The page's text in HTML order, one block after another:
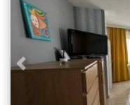
Previous